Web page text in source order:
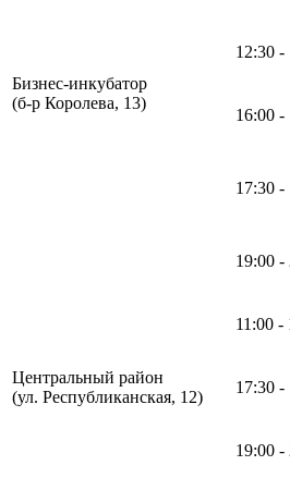
Бизнес-инкубатор
(б-р Королева, 13)
12:30 -
16:00 -
17:30 -
19:00 -
Центральный район
(ул. Республиканская, 12)
11:00 -
17:30 -
19:00 -